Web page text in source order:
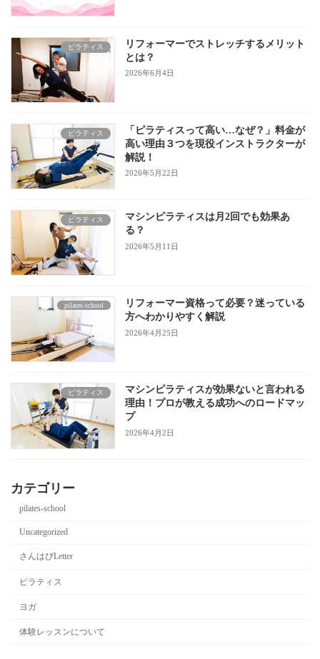
ピラティス
リフォーマーでストレッチするメリット
とは？
2026年6月4日
ピラティス
「ピラティスって高い…なぜ？」料金が
高い理由３つを現役インストラクターが
解説！
2026年5月22日
ピラティス
マシンピラティスは月2回でも効果あ
る？
2026年5月11日
pilates-school
リフォーマー資格って必要？迷っている
方へわかりやすく解説
2026年4月25日
ピラティス
マシンピラティスが効果ないと言われる
理由！プロが教える成功へのロードマッ
プ
2026年4月2日
カテゴリー
pilates-school
Uncategorized
さんはぴLetter
ピラティス
ヨガ
体験レッスンについて